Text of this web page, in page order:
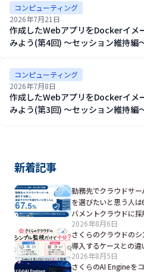
コンピューティング
2026年7月21日
作成したWebアプリをDockerイメ
みよう(第4回) ～セッション維持編
コンピューティング
2026年7月8日
作成したWebアプリをDockerイメ
みよう(第3回) ～セッション維持編
新着記事
勤務先でクラウドサ
を選びたいと思う人
バメントクラウドに
2026年8月6日
さくらのクラウドの
導入するケースとの違
2026年8月5日
さくらのAI Engineを